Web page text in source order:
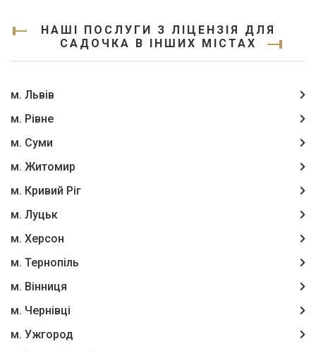
НАШІ ПОСЛУГИ З ЛІЦЕНЗІЯ ДЛЯ
САДОЧКА В ІНШИХ МІСТАХ
м. Львів
м. Рівне
м. Суми
м. Житомир
м. Кривий Ріг
м. Луцьк
м. Херсон
м. Тернопіль
м. Вінниця
м. Чернівці
м. Ужгород